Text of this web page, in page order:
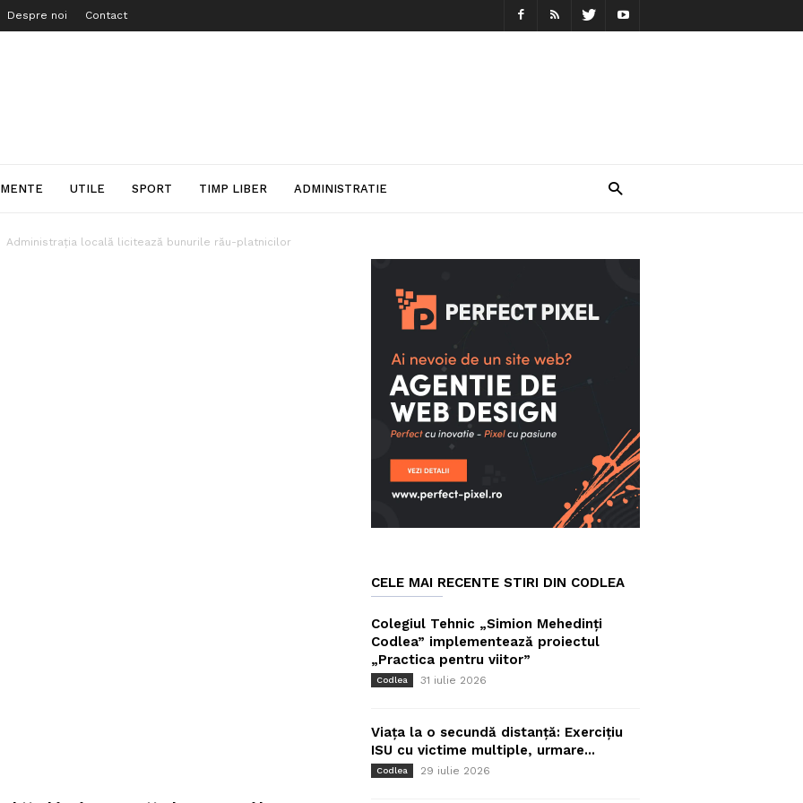
Despre noi Contact
UTILE SPORT TIMP LIBER ADMINISTRATIE
Administraţia locală licitează bunurile rău-platnicilor
CELE MAI RECENTE STIRI DIN CODLEA
Colegiul Tehnic „Simion Mehedinți
Codlea” implementează proiectul
„Practica pentru viitor”
Codlea 31 iulie 2026
Viața la o secundă distanță: Exercițiu
ISU cu victime multiple, urmare...
Codlea 29 iulie 2026